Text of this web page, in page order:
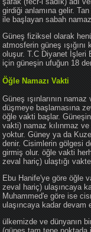
girdiği anlamına gelir.
ile başlayan sabah
Güneş fiziksel olarak
atmosferin güneş
oluşur. T.C Diyanet İşleri
için güneşin ufuğun 18
Öğle Namazı Vakti
Güneş ışınlarının
düşmeye başlamasına
öğle vakti başlar.
vakti) namaz kılınmaz
yoktur. Güney ya da
denir. Cisimlerin gölgesi
girmiş olur. öğle vakti
zeval hariç) ulaştığı
Ebu Hanife'ye göre öğle
zeval hariç) ulaşıncaya
Muhammed'e göre ise
ulaşıncaya kadar devam
ülkemizde ve dünyanın